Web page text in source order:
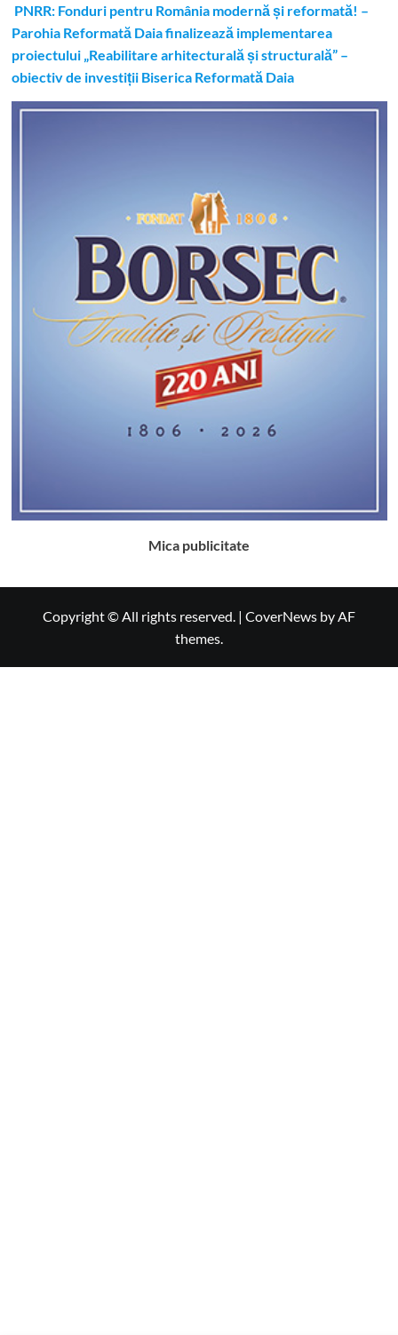
PNRR: Fonduri pentru România modernă și reformată! –
Parohia Reformată Daia finalizează implementarea
proiectului „Reabilitare arhitecturală și structurală” –
obiectiv de investiții Biserica Reformată Daia
Mica publicitate
Copyright © All rights reserved. | CoverNews by AF
themes.